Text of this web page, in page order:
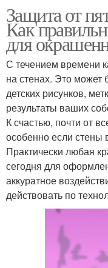
Защита от
Как
для
С течением времени
на стенах. Это может
детских рисунков,
результаты ваших
К счастью, почти от
особенно если
Практически любая
сегодня для
аккуратное
действовать по